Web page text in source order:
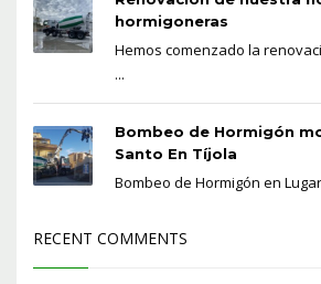
hormigoneras
Hemos comenzado la
...
Bombeo de Hormigón
Santo En Tíjola
Bombeo de Hormigón en
RECENT COMMENTS